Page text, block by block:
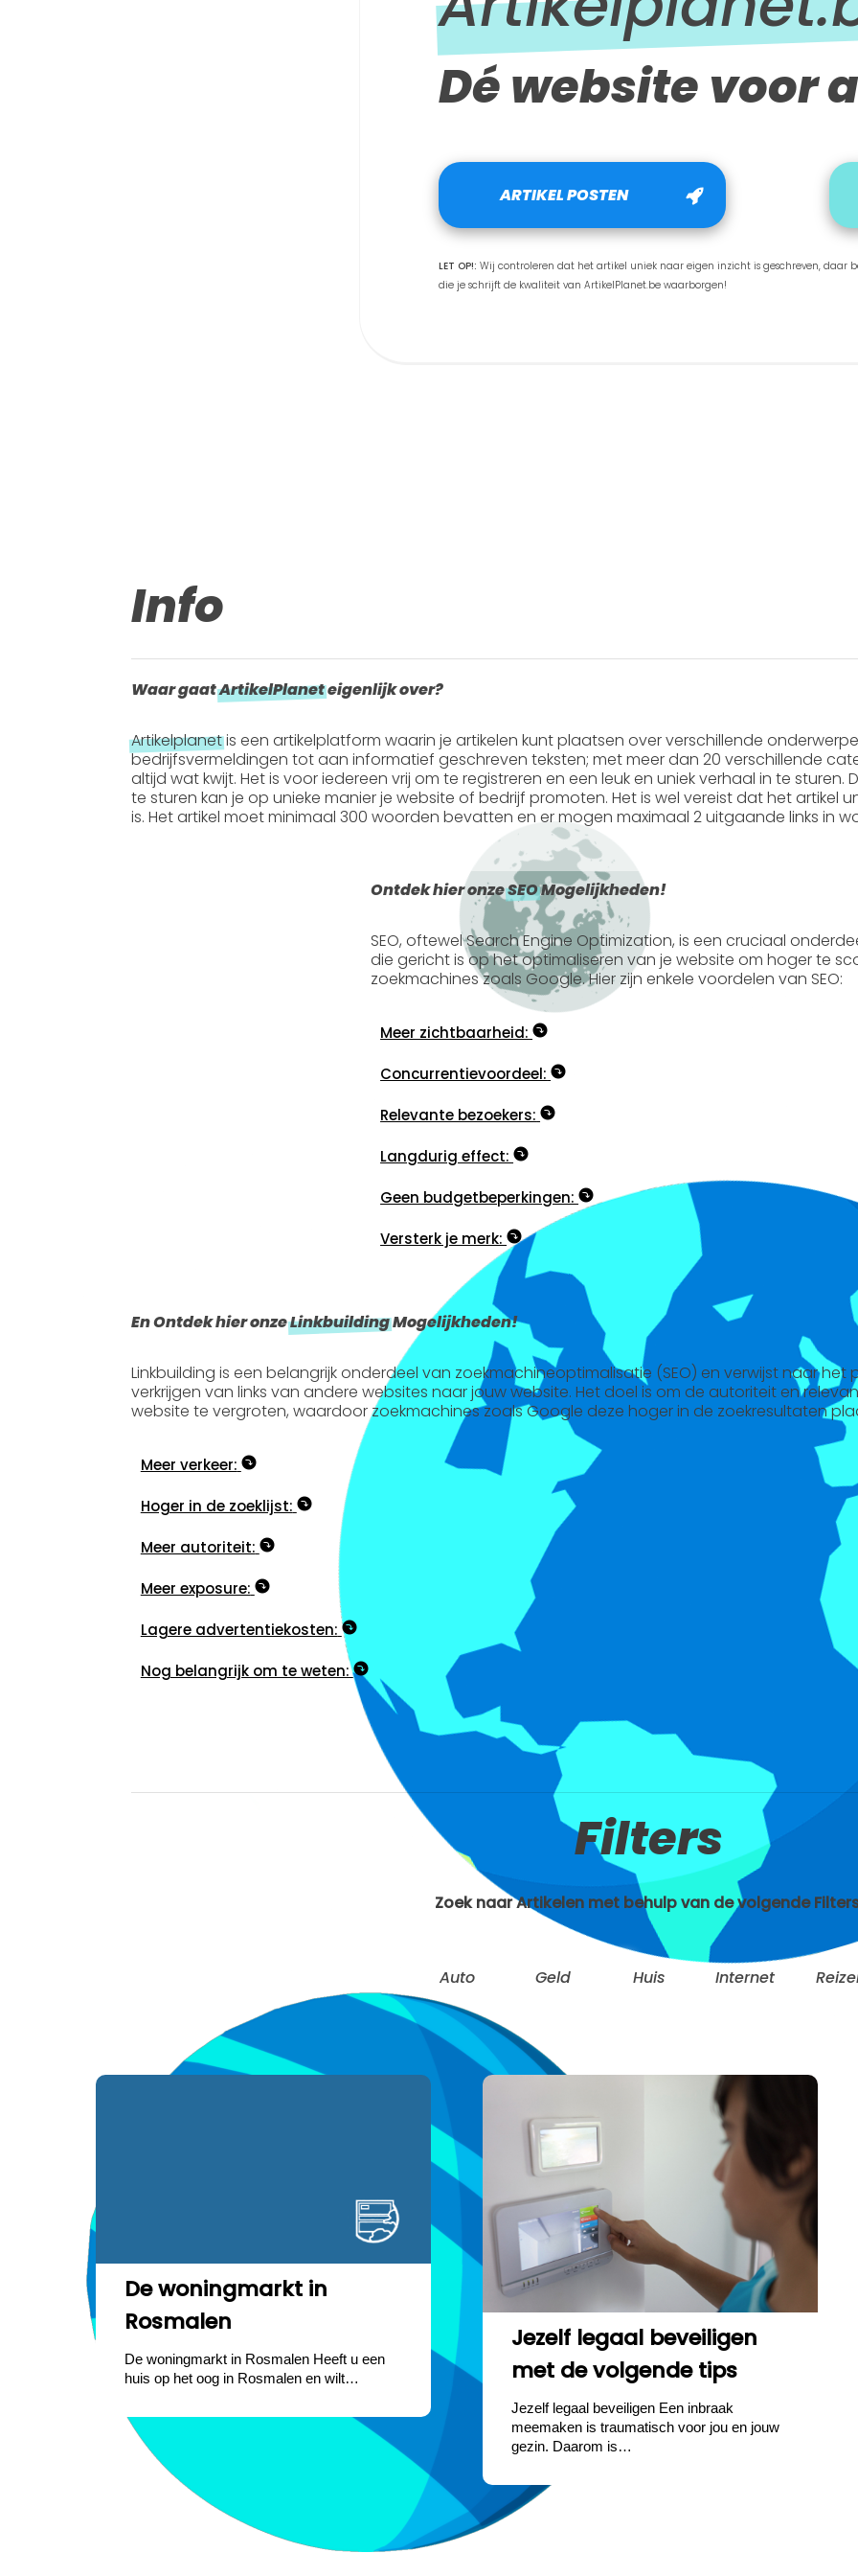
Dé website voor
ARTIKEL POSTEN
LET OP!: Wij controleren dat het artikel uniek naar eigen inzicht is geschreven, daar
die je schrijft de kwaliteit van ArtikelPlanet.be waarborgen!
Info
Waar gaatArtikelPlaneteigenlijk over?
Artikelplanetis een artikelplatform waarin je artikelen kunt plaatsen over verschillende
bedrijfsvermeldingen tot aan informatief geschreven teksten; met meer dan 20 verschillende
altijd wat kwijt. Het is voor iedereen vrij om te registreren en een leuk en uniek verhaal in te sturen.
te sturen kan je op unieke manier je website of bedrijf promoten. Het is wel vereist dat het artikel
is. Het artikel moetminimaal 300 woorden bevatten en er mogen maximaal 2 uitgaande links in
Ontdek hier onzeSEOMogelijkheden!
SEO, oftewelSearch Engine Optimization, is een cruciaal
die gericht is op het optimaliseren van je website om hoger te
zoekmachines zoals Google. Hier zijn enkele voordelen van SEO:
Meer zichtbaarheid:
Concurrentievoordeel:
Relevante bezoekers:
Langdurig effect:
Geen budgetbeperkingen:
Versterk je merk:
En Ontdek hier onzeLinkbuildingMogelijkheden!
Linkbuilding is een belangrijk onderdeel van zoekmachineoptimalisatie (SEO) en verwijst naar het
verkrijgen van links van andere websites naar jouw website. Het doel is om de autoriteit en
website te vergroten, waardoor zoekmachines zoals Google deze hoger in de zoekresultaten
Meer verkeer:
Hoger in de zoeklijst:
Meer autoriteit:
Meer exposure:
Lagere advertentiekosten:
Nog belangrijk om te weten:
Filters
Zoek naar Artikelen met behulp van de volgende
Auto Geld Huis Internet
De woningmarkt in
Rosmalen
De woningmarkt in Rosmalen Heeft u een
huis op het oog in Rosmalen en wilt…
Jezelf legaal beveiligen
met de volgende tips
Jezelf legaal beveiligen Een inbraak
meemaken is traumatisch voor jou en jouw
gezin. Daarom is…